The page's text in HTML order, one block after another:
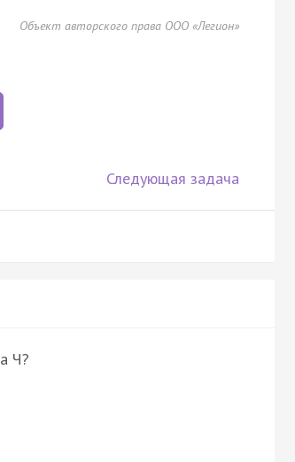
Объект авторского права ООО «Легион»
Следующая задача
Ч?